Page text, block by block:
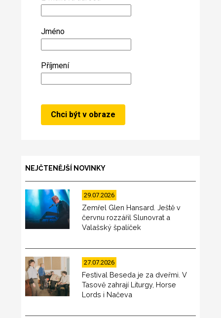
Jméno
Příjmení
NEJČTENĚJŠÍ NOVINKY
29.07.2026
Zemřel Glen Hansard. Ještě v
červnu rozzářil Slunovrat a
Valašský špalíček
27.07.2026
Festival Beseda je za dveřmi. V
Tasově zahrají Liturgy, Horse
Lords i Načeva